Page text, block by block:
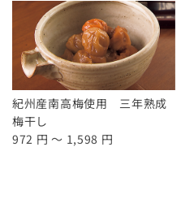
紀州産南高梅使用 三年熟成
梅干し
972 円 ～ 1,598 円